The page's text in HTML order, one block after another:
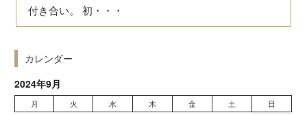
付き合い。 初・・・
カレンダー
2024年9月
月 火 水 木 金 土 日